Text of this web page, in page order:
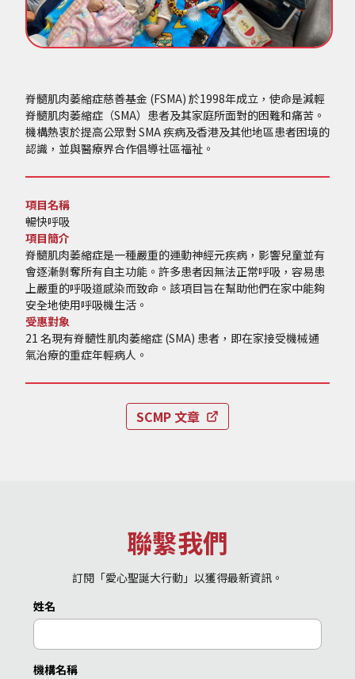
脊髓肌肉萎縮症慈善基金 (FSMA) 於1998年成立，使命是減輕
脊髓肌肉萎縮症（SMA）患者及其家庭所面對的困難和痛苦。
機構熱衷於提高公眾對 SMA 疾病及香港及其他地區患者困境的
認識，並與醫療界合作倡導社區福祉。
項目名稱
暢快呼吸
項目簡介
脊髓肌肉萎縮症是一種嚴重的運動神經元疾病，影響兒童並有
會逐漸剝奪所有自主功能。許多患者因無法正常呼吸，容易患
上嚴重的呼吸道感染而致命。該項目旨在幫助他們在家中能夠
安全地使用呼吸機生活。
受惠對象
21 名現有脊髓性肌肉萎縮症 (SMA) 患者，即在家接受機械通
氣治療的重症年輕病人。
SCMP 文章
聯繫我們
訂閱「愛心聖誕大行動」以獲得最新資訊。
姓名
機構名稱